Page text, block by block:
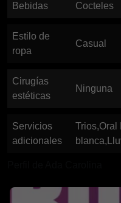
Bebidas Cocteles
Estilo de
ropa
Casual
Cirugías
estéticas
Ninguna
Servicios
adicionales
Trios,Oral